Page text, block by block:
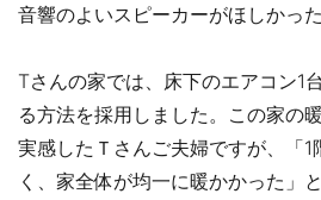
音響のよいスピーカーがほしかっ
Tさんの家では、床下のエアコン1
る方法を採用しました。この家の
実感したＴさんご夫婦ですが、「
く、家全体が均一に暖かかった」